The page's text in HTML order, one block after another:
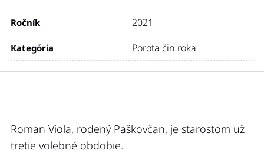
Ročník 2021
Kategória Porota čin roka
Roman Viola, rodený Paškovčan, je starostom už
tretie volebné obdobie.